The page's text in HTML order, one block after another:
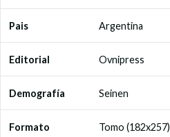
Pais Argentina
Editorial Ovnipress
Demografía Seinen
Formato Tomo (182x257)